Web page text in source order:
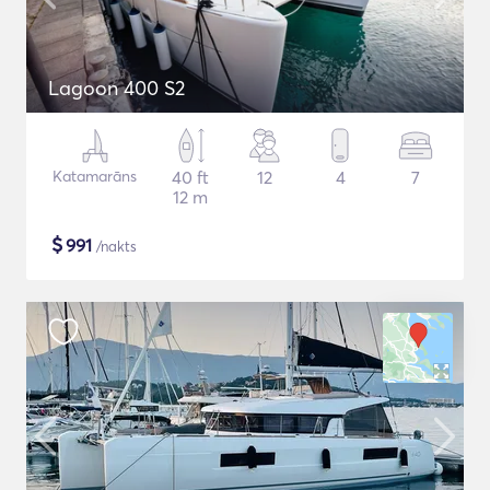
Lagoon 400 S2
Katamarāns
40 ft
12 m
12 4 7
$991 /nakts